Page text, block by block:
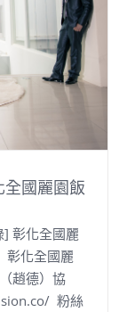
國麗園飯
彰化全國麗
彰化全國麗
趙德）協
粉絲